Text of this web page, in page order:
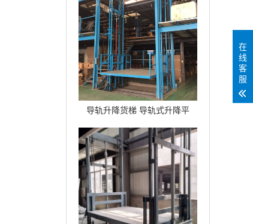
导轨升降货梯 导轨式升降平
台
在
线
客
服